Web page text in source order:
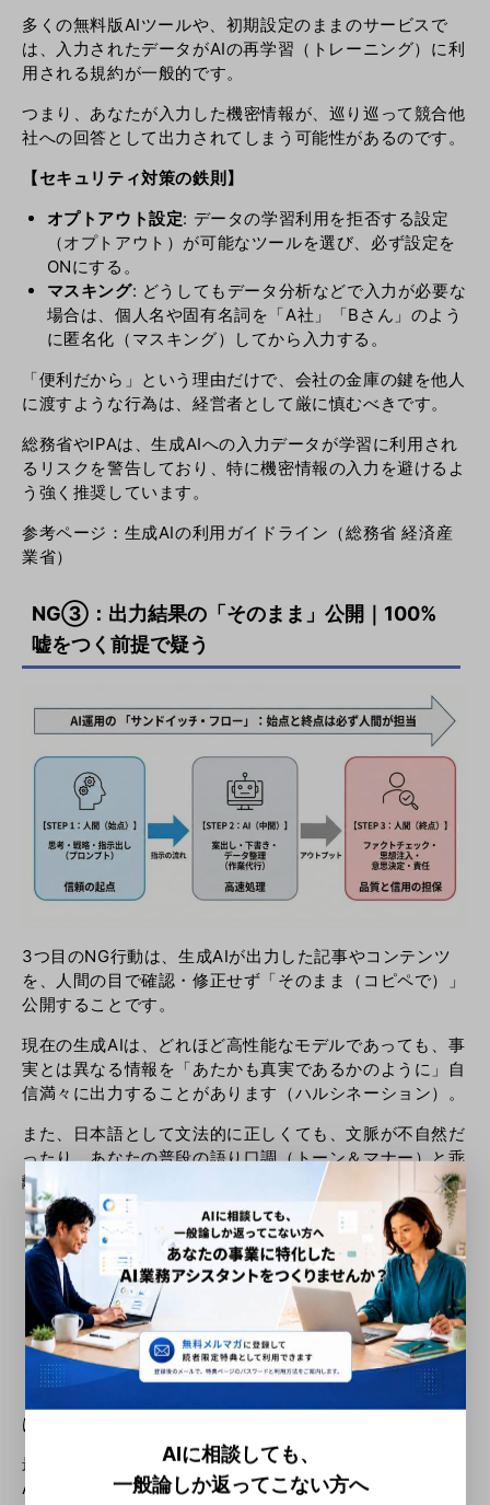
多くの無料版AIツールや、初期設定のままのサービスで
は、入力されたデータがAIの再学習（トレーニング）に利
用される規約が一般的です。
つまり、あなたが入力した機密情報が、巡り巡って競合他
社への回答として出力されてしまう可能性があるのです。
【セキュリティ対策の鉄則】
オプトアウト設定: データの学習利用を拒否する設定
（オプトアウト）が可能なツールを選び、必ず設定を
ONにする。
マスキング: どうしてもデータ分析などで入力が必要な
場合は、個人名や固有名詞を「A社」「Bさん」のよう
に匿名化（マスキング）してから入力する。
「便利だから」という理由だけで、会社の金庫の鍵を他人
に渡すような行為は、経営者として厳に慎むべきです。
総務省やIPAは、生成AIへの入力データが学習に利用され
るリスクを警告しており、特に機密情報の入力を避けるよ
う強く推奨しています。
参考ページ： 生成AIの利用ガイドライン（総務省 経済産
業省）
NG③：出力結果の「そのまま」公開｜100%
嘘をつく前提で疑う
3つ目のNG行動は、生成AIが出力した記事やコンテンツ
を、人間の目で確認・修正せず「そのまま（コピペで）」
公開することです。
現在の生成AIは、どれほど高性能なモデルであっても、事
実とは異なる情報を「あたかも真実であるかのように」自
信満々に出力することがあります（ハルシネーション）。
また、日本語として文法的に正しくても、文脈が不自然だ
ったり、あなたの普段の語り口調（トーン＆マナー）と乖
離していたりすることも珍しくありません。
【品質担保のための確認フロー】
ファクトチェック: 提示された数値、年代、法律、URL
などが正しいか、必ず一次情報を検索して確認する。
トーンの修正: 「〜だ、〜である」「〜です、〜ます」
の統一はもちろん、あなたの「思想」や「熱量」が反
映されるようリライトを加える。
「AIが書いた」という事実は、品質が低いことの免罪符に
はなりません。
最終的なアウトプットの品質と信頼性に責任を持つのは、
AIではなくあなた自身です。
AIに相談しても、
一般論しか返ってこない方へ